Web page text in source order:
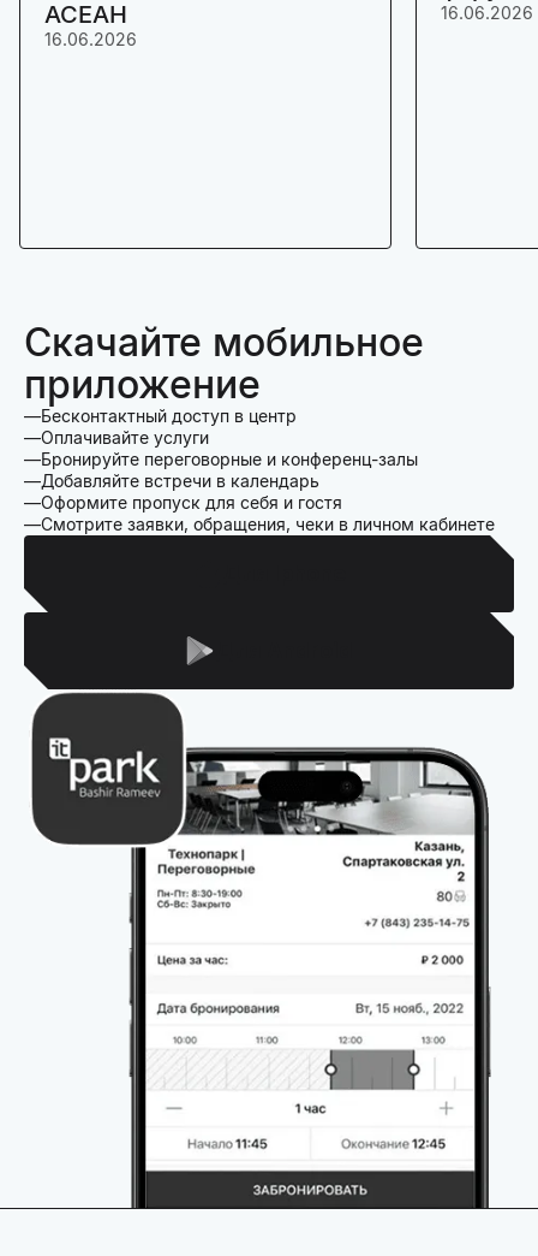
АСЕАН
16.06.2026
16.06.2026
Скачайте мобильное
приложение
Бесконтактный доступ в центр
Оплачивайте услуги
Бронируйте переговорные и конференц-залы
Добавляйте встречи в календарь
Оформите пропуск для себя и гостя
Смотрите заявки, обращения, чеки в личном кабинете